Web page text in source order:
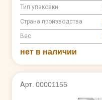
Тип упаковки
Страна производства
Вес
нет в наличии
Арт. 00001155